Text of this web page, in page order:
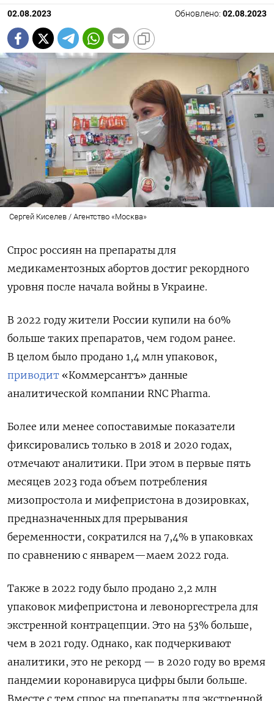
02.08.2023 Обновлено: 02.08.2023
Сергей Киселев / Агентство «Москва»
Спрос россиян на препараты для
медикаментозных абортов достиг рекордного
уровня после начала войны в Украине.
В 2022 году жители России купили на 60%
больше таких препаратов, чем годом ранее.
В целом было продано 1,4 млн упаковок,
приводит «Коммерсантъ» данные
аналитической компании RNC Pharma.
Более или менее сопоставимые показатели
фиксировались только в 2018 и 2020 годах,
отмечают аналитики. При этом в первые пять
месяцев 2023 года объем потребления
мизопростола и мифепристона в дозировках,
предназначенных для прерывания
беременности, сократился на 7,4% в упаковках
по сравнению с январем—маем 2022 года.
Также в 2022 году было продано 2,2 млн
упаковок мифепристона и левоноргестрела для
экстренной контрацепции. Это на 53% больше,
чем в 2021 году. Однако, как подчеркивают
аналитики, это не рекорд — в 2020 году во время
пандемии коронавируса цифры были больше.
Вместе с тем спрос на препараты для экстренной